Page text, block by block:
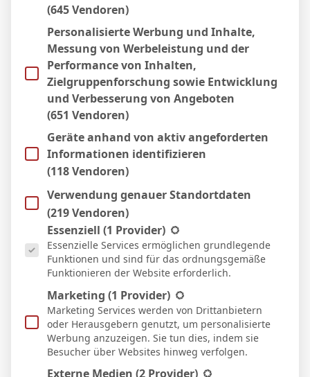
BVB – Netradio: Das Webradio von Borussia
Dortmund live
7. Mai 2026
(645 Vendoren)
Personalisierte Werbung und Inhalte,
Messung von Werbeleistung und der
Performance von Inhalten,
Zielgruppenforschung sowie Entwicklung
und Verbesserung von Angeboten
(651 Vendoren)
Geräte anhand von aktiv angeforderten
Informationen identifizieren
(118 Vendoren)
Verwendung genauer Standortdaten
(219 Vendoren)
Es folgt eine Liste der Service-Gruppen, für die eine
Essenziell (1 Provider)
Essenzielle Services ermöglichen grundlegende
Funktionen und sind für das ordnungsgemäße
Funktionieren der Website erforderlich.
Marketing (1 Provider)
Marketing Services werden von Drittanbietern
oder Herausgebern genutzt, um personalisierte
Werbung anzuzeigen. Sie tun dies, indem sie
Besucher über Websites hinweg verfolgen.
Externe Medien (2 Provider)